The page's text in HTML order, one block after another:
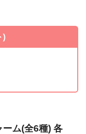
)
ーム(全6種) 各